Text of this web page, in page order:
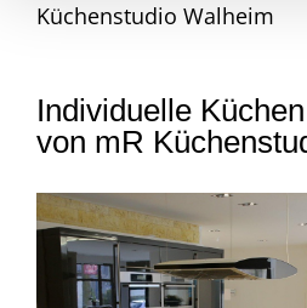
Küchenstudio Walheim
Individuelle
von mR